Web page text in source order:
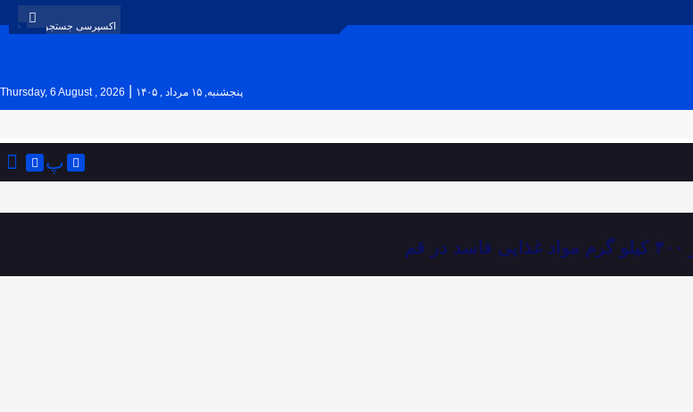
پنجشنبه, ۱۵ مرداد , ۱۴۰۵ Thursday, 6 August , 2026
پ